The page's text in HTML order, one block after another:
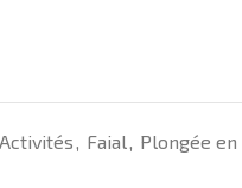
Activités, Faial, Plongée en